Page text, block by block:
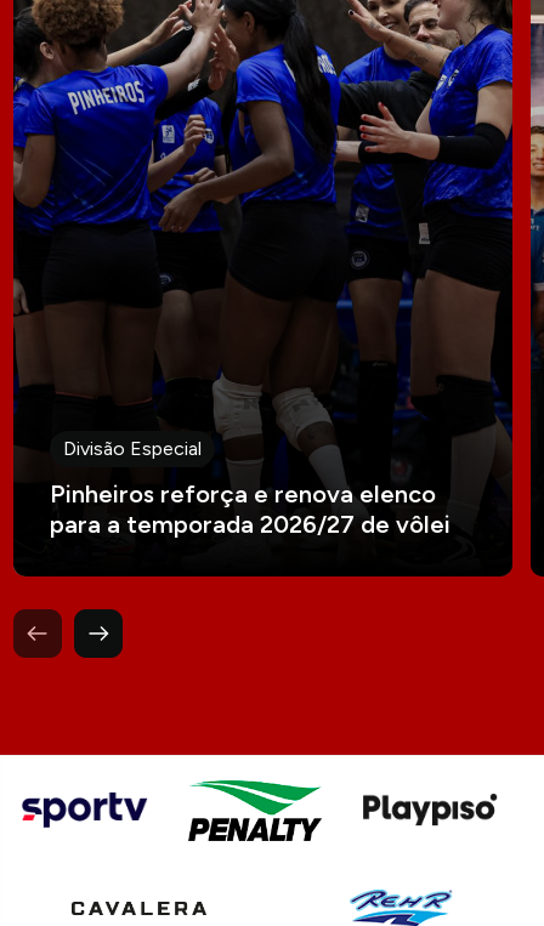
Divisão Especial
Pinheiros reforça e renova elenco
para a temporada 2026/27 de vôlei